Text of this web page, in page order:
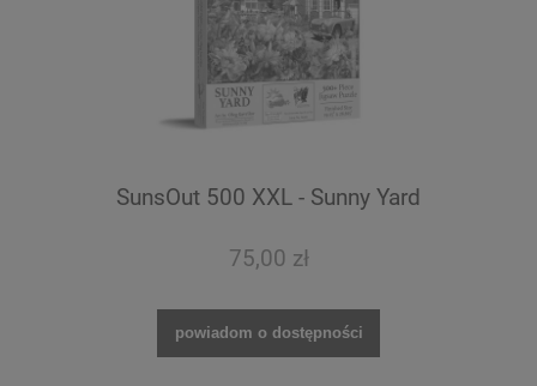
SunsOut 500 XXL - Sunny Yard
75,00 zł
powiadom o dostępności